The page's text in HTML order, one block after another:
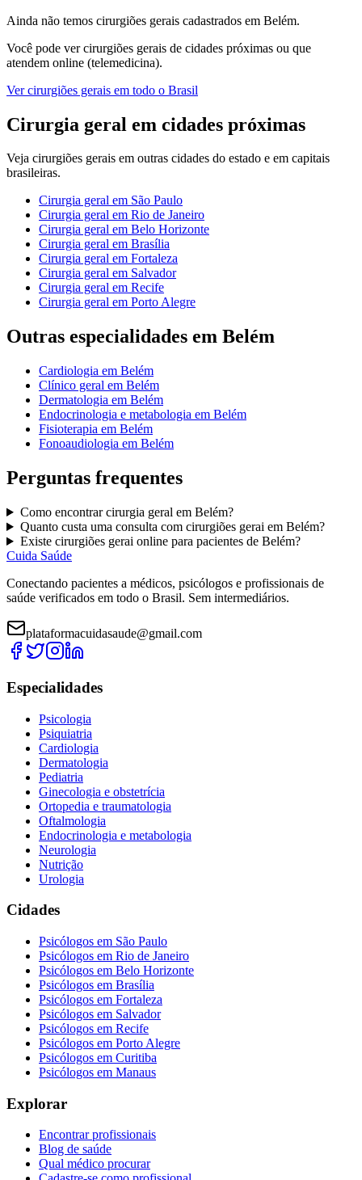
Ainda não temos cirurgiões gerais cadastrados em Belém.
Você pode vercirurgiões gerais de cidades próximas ou que
atendem online (telemedicina).
Vercirurgiões gerais em todo o Brasil
Cirurgia geral em cidades próximas
Veja cirurgiões gerais em outras cidades do estado e em capitais
brasileiras.
Cirurgia geral em São Paulo
Cirurgia geral em Rio de Janeiro
Cirurgia geral em Belo Horizonte
Cirurgia geral em Brasília
Cirurgia geral em Fortaleza
Cirurgia geral em Salvador
Cirurgia geral em Recife
Cirurgia geral em Porto Alegre
Outras especialidades em Belém
Cardiologia em Belém
Clínico geral em Belém
Dermatologia em Belém
Endocrinologia e metabologia em Belém
Fisioterapia em Belém
Fonoaudiologia em Belém
Perguntas frequentes
Como encontrarcirurgia geral em Belém?
Quanto custa uma consulta com cirurgiões gerai em Belém?
Existe cirurgiões gerai online para pacientes de Belém?
Cuida Saúde
Conectando pacientes a médicos, psicólogos e profissionais de
saúde verificados em todo o Brasil. Sem intermediários.
plataformacuidasaude@gmail.com
Especialidades
Psicologia
Psiquiatria
Cardiologia
Dermatologia
Pediatria
Ginecologia e obstetrícia
Ortopedia e traumatologia
Oftalmologia
Endocrinologia e metabologia
Neurologia
Nutrição
Urologia
Cidades
Psicólogos em São Paulo
Psicólogos em Rio de Janeiro
Psicólogos em Belo Horizonte
Psicólogos em Brasília
Psicólogos em Fortaleza
Psicólogos em Salvador
Psicólogos em Recife
Psicólogos em Porto Alegre
Psicólogos em Curitiba
Psicólogos em Manaus
Explorar
Encontrar profissionais
Blog de saúde
Qual médico procurar